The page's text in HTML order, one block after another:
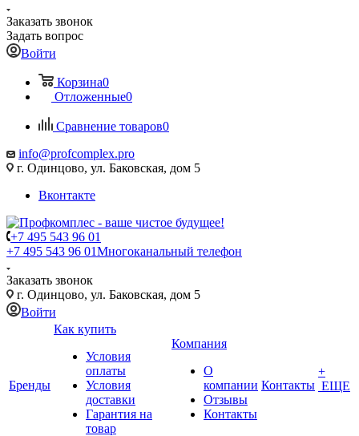
Заказать звонок
Задать вопрос
Войти
Корзина0
Отложенные0
Сравнение товаров0
info@profcomplex.pro
г. Одинцово, ул. Баковская, дом 5
Вконтакте
+7 495 543 96 01
+7 495 543 96 01Многоканальный телефон
Заказать звонок
г. Одинцово, ул. Баковская, дом 5
Войти
Бренды
Как купить
Условия
оплаты
Условия
доставки
Гарантия на
товар
Компания
О
компании
Отзывы
Контакты
Контакты
+
ЕЩЕ